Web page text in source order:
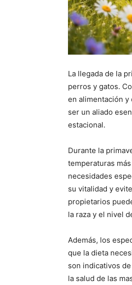
La llegada de la
perros y gatos.
en alimentación y
ser un aliado
estacional.
Durante la
temperaturas
necesidades
su vitalidad y
propietarios
la raza y el nivel
Además, los
que la dieta
son indicativos
la salud de las